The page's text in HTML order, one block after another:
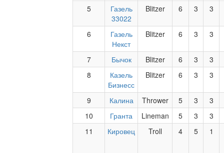
5
Газель
33022
Blitzer 6 3 3
6
Газель
Некст
Blitzer 6 3 3
7 Бычок Blitzer 6 3
3
8
Казель
Бизнесс
Blitzer 6 3 3
9 Калина Thrower 5 3
3
10
Гранта Lineman 5 3
3
11
Кировец Troll 4 5 1